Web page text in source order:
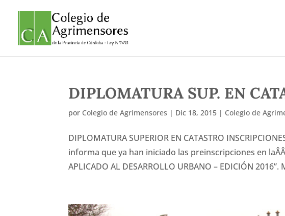
DIPLOMATURA SUP. EN
por Colegio de Agrimensores | Dic 18, 2015 | Colegio de
DIPLOMATURA SUPERIOR EN CATASTRO
informa que ya han iniciado las preinscripciones en laÂÂ
APLICADO AL DESARROLLO URBANO – EDICIÓN